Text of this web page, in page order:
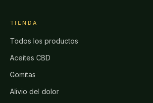
TIENDA
Todos los productos
Aceites CBD
Gomitas
Alivio del dolor